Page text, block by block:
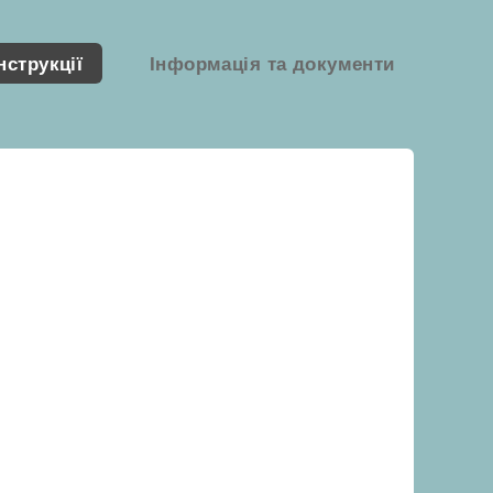
Інформація та документи